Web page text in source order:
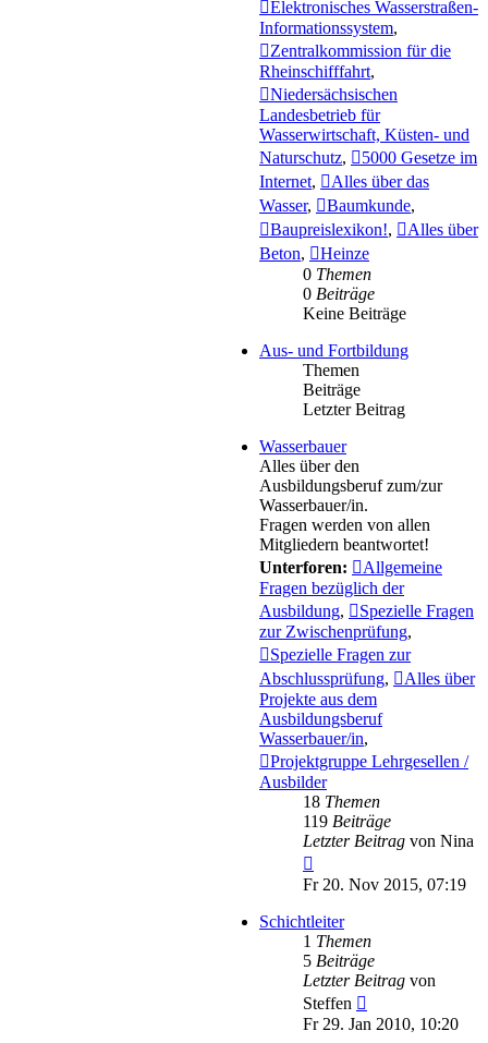
Elektronisches Wasserstraßen-
Informationssystem,
Zentralkommission für die
Rheinschifffahrt,
Niedersächsischen
Landesbetrieb für
Wasserwirtschaft, Küsten- und
Naturschutz,
5000 Gesetze im
Internet,
Alles über das
Wasser, Baumkunde,
Baupreislexikon!,
Alles über
Beton,
Heinze
0 Themen
0 Beiträge
Keine Beiträge
Aus- und Fortbildung
Themen
Beiträge
Letzter Beitrag
Wasserbauer
Alles über den
Ausbildungsberuf zum/zur
Wasserbauer/in.
Fragen werden von allen
Mitgliedern beantwortet!
Unterforen:
Allgemeine
Fragen bezüglich der
Ausbildung,
Spezielle Fragen
zur Zwischenprüfung,
Spezielle Fragen zur
Abschlussprüfung,
Alles über
Projekte aus dem
Ausbildungsberuf
Wasserbauer/in,
Projektgruppe Lehrgesellen /
Ausbilder
18 Themen
119 Beiträge
Letzter Beitrag von Nina
Beitrag
Fr 20. Nov 2015, 07:19
Schichtleiter
1 Themen
5 Beiträge
Letzter Beitrag von
Steffen
Beitrag
Fr 29. Jan 2010, 10:20